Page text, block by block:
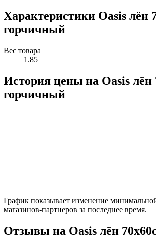
Характеристики Oasis лён
горчичный
Вес товара
1.85
История цены на Oasis лён
горчичный
График показывает изменение
магазинов-партнеров за последнее время.
Отзывы на Oasis лён